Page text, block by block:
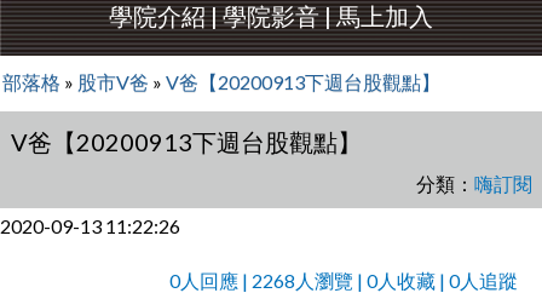
學院介紹|學院影音|馬上加入
部落格 » 股市V爸 » V爸【20200913下週台股觀點】
V爸【20200913下週台股觀點】
分類： 嗨訂閱
2020-09-13 11:22:26
0人回應 | 2268人瀏覽 | 0人收藏 | 0人追蹤